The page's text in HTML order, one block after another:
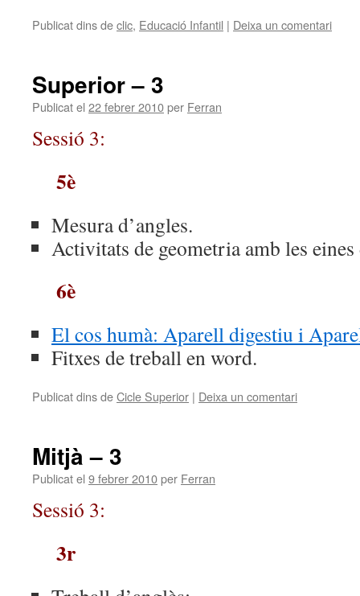
Publicat dins declic, Educació Infantil | Deixa un comentari
Superior – 3
Publicat el 22 febrer 2010per Ferran
Sessió 3:
5è
Mesura d’angles.
Activitats de geometria amb les
6è
El cos humà: Aparell digestiu i
Fitxes de treball en word.
Publicat dins deCicle Superior | Deixa un comentari
Mitjà – 3
Publicat el 9 febrer 2010per Ferran
Sessió 3:
3r